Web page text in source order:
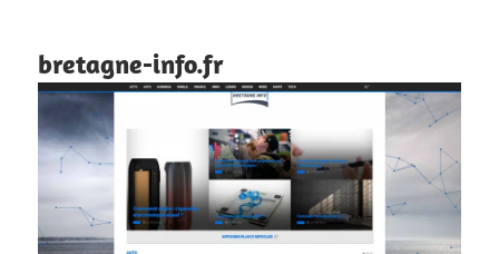
bretagne-info.fr